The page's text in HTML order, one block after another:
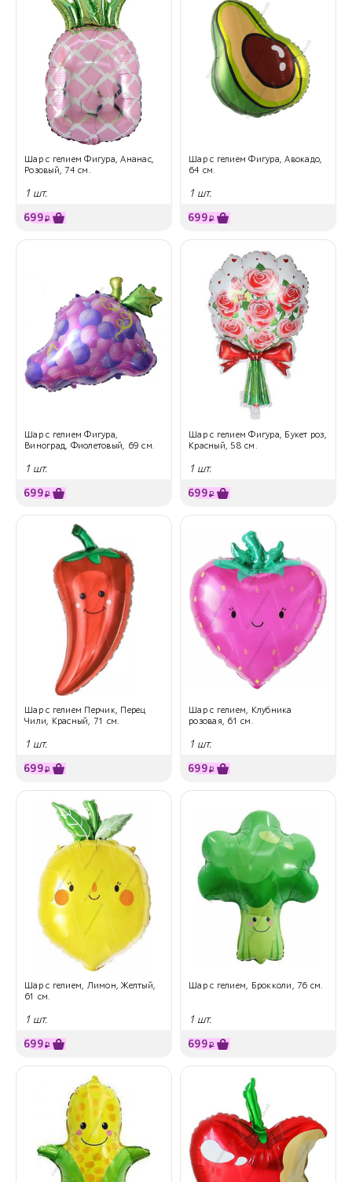
Шар с гелием Фигура, Ананас,
Розовый, 74 см.
1 шт.
699₽
Шар с гелием Фигура, Авокадо,
64 см.
1 шт.
699₽
Шар с гелием Фигура,
Виноград, Фиолетовый, 69 см.
1 шт.
699₽
Шар с гелием Фигура, Букет роз,
Красный, 58 см.
1 шт.
699₽
Шар с гелием Перчик, Перец
Чили, Красный, 71 см.
1 шт.
699₽
Шар с гелием, Клубника
розовая, 61 см.
1 шт.
699₽
Шар с гелием, Лимон, Желтый,
61 см.
1 шт.
699₽
Шар с гелием, Брокколи, 76 см.
1 шт.
699₽